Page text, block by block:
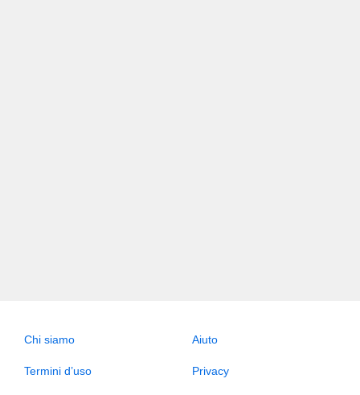
Chi siamo Aiuto
Termini d’uso Privacy